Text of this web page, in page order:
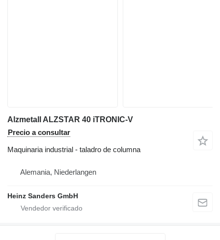
Alzmetall ALZSTAR 40 iTRONIC-V
Precio a consultar
Maquinaria industrial - taladro de columna
Alemania, Niederlangen
Heinz Sanders GmbH